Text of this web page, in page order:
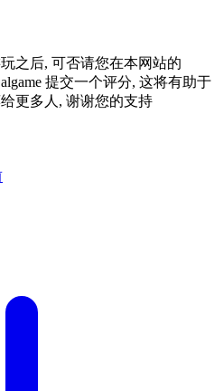
之后, 可否请您在本网站的
提交一个评分, 这将有助于
更多人, 谢谢您的支持